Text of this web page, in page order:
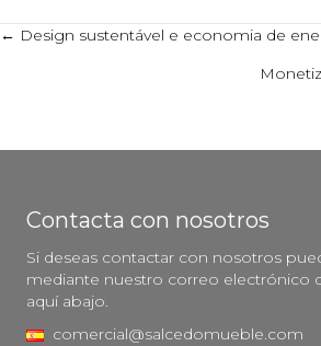
Posts
← Design sustentável e economia de
Contacta con nosotros
Si deseas contactar con nosotros
mediante nuestro correo electrónico
aquí abajo.
comercial@salcedomueble.com